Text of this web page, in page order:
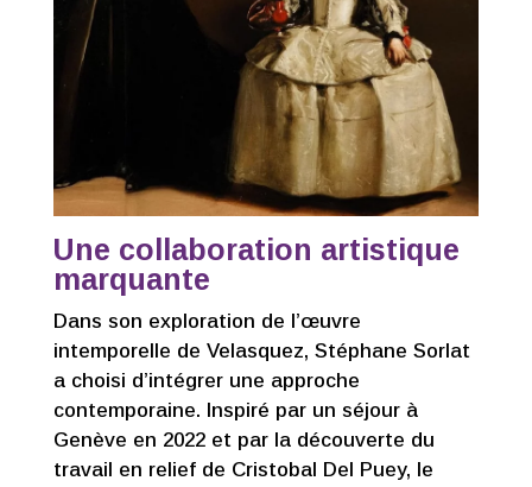
Une collaboration artistique
marquante
Dans son exploration de l’œuvre
intemporelle de Velasquez, Stéphane Sorlat
a choisi d’intégrer une approche
contemporaine. Inspiré par un séjour à
Genève en 2022 et par la découverte du
travail en relief de Cristobal Del Puey, le